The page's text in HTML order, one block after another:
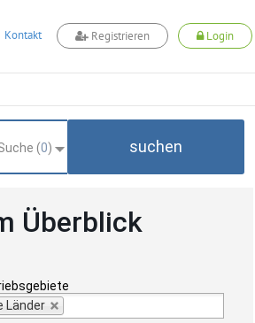
Kontakt Registrieren Login
(0) suchen
Überblick
Länder